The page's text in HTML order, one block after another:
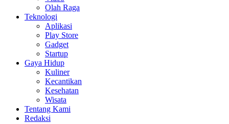
Olah Raga
Teknologi
Aplikasi
Play Store
Gadget
Startup
Gaya Hidup
Kuliner
Kecantikan
Kesehatan
Wisata
Tentang Kami
Redaksi